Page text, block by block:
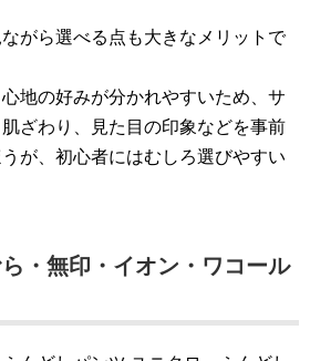
がら選べる点も大きなメリットで
地の好みが分かれやすいため、サ
ざわり、見た目の印象などを事前
が、初心者にはむしろ選びやすい
・無印・イオン・ワコール